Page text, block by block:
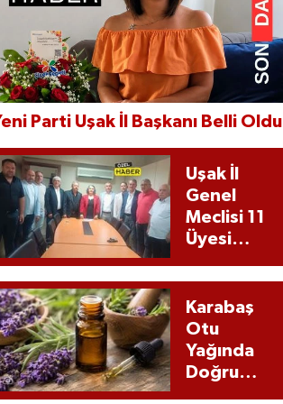
Parti Uşak İl Başkanı Belli Oldu
Uşak İl
Genel
Meclisi 11
Üyesi
istifa Etti
Karabaş
Otu
Yağında
Doğru